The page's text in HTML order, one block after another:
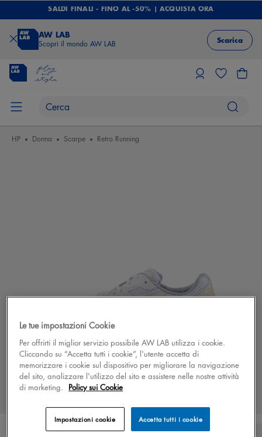
SALDI FINALI - FINO AL -50% | ACQUISTA ORA
AW LAB
Scopri il mondo AW LAB Scarica
HP Donna Scarpe Retro Running
Le tue impostazioni Cookie
Per offrirti il miglior servizio possibile AW LAB utilizza i cookie.
Cliccando su “Accetta tutti i cookie”, l'utente accetta di
memorizzare i cookie sul dispositivo per migliorare la navigazione
del sito, analizzare l'utilizzo del sito e assistere nelle nostre attività
di marketing. Policy sui Cookie
Accetta tutti i cookie
Impostazioni cookie